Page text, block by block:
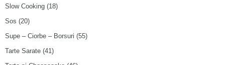
Slow Cooking (18)
Sos (20)
Supe – Ciorbe – Borsuri (55)
Tarte Sarate (41)